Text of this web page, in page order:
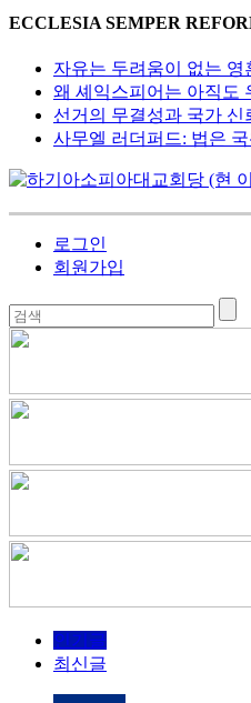
ECCLESIA SEMPER
자유는 두려움이 없는 영
왜 셰익스피어는 아직도
선거의 무결성과 국가 신
사무엘 러더퍼드: 법은
로그인
회원가입
인기글
최신글